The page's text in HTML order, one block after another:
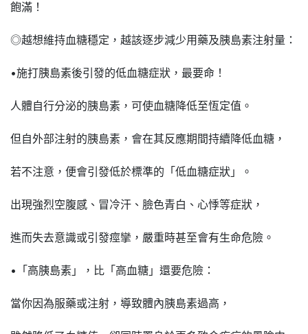
飽滿！
◎越想維持血糖穩定，越該逐步減少用藥及胰島素注射量：
•施打胰島素後引發的低血糖症狀，最要命！
人體自行分泌的胰島素，可使血糖降低至恆定值。
但自外部注射的胰島素，會在其反應期間持續降低血糖，
若不注意，便會引發低於標準的「低血糖症狀」。
出現強烈空腹感、冒冷汗、臉色青白、心悸等症狀，
進而失去意識或引發痙攣，嚴重時甚至會有生命危險。
•「高胰島素」，比「高血糖」還要危險：
當你因為服藥或注射，導致體內胰島素過高，